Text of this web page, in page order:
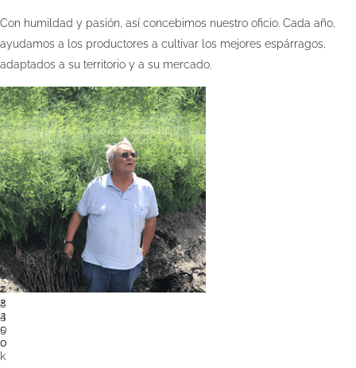
Con humildad y pasión, así concebimos nuestro oficio. Cada año,
ayudamos a los productores a cultivar los mejores espárragos,
adaptados a su territorio y a su mercado.
+
0
1
2
3
0
1
2
3
4
5
0
0
0
k